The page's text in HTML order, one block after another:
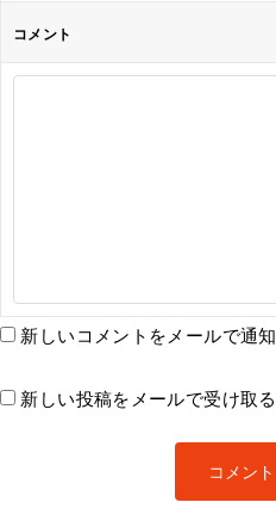
コメント
新しいコメントをメールで通知
新しい投稿をメールで受け取る